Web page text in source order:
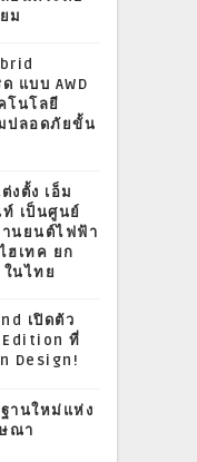
ม
แบบ AWD
โนโลยี
ปลอดภัยขั้น
งตั้ง เอ็ม
เป็นศูนย์
นยนต์ไฟฟ้า
ฮเทค ยก
ในไทย
เปิดตัว
ที่
Design!
านใหม่แห่ง
ณา